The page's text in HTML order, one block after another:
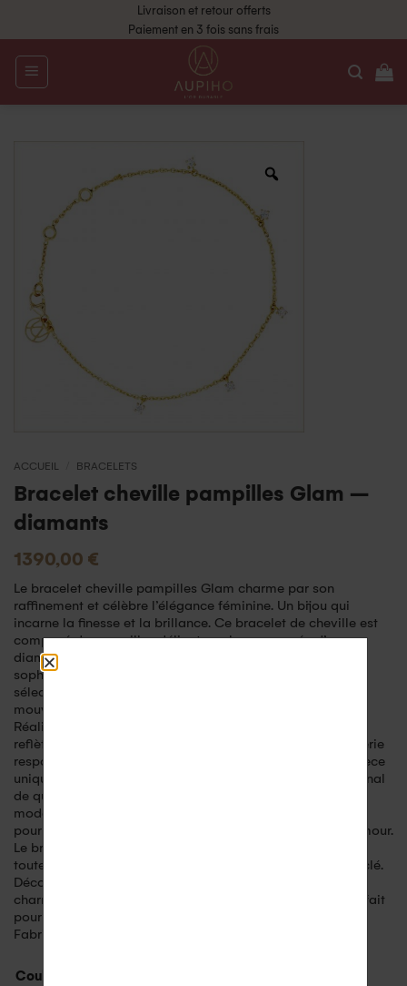
Livraison et retour offerts
Paiement en 3 fois sans frais
ACCUEIL BRACELETS
Bracelet cheville pampilles Glam –
diamants
1390,00 €
Le bracelet cheville pampilles Glam charme par son
raffinement et célèbre l’élégance féminine. Un bijou qui
incarne la finesse et la brillance. Ce bracelet de cheville est
composé de pampilles délicates, chacune ornée d’un
diamant serti pour une touche d’élégance et de
sophistication. Les cinq diamants, minutieusement
sélectionnés pour leur éclat, captent la lumière à chaque
mouvement, ajoutant une subtile étincelle à votre allure.
Réalisé en or recyclé 18 carats, le bracelet cheville Glam
reflète l’engagement d’Aupiho Joaillerie envers une joaillerie
responsable et respectueuse de l’environnement. Cette pièce
unique combine un design raffiné et un savoir-faire artisanal
de qualité, garantissant un bijou à la fois intemporel et
moderne. Son style léger et aéré en fait l’accessoire idéal
pour sublimer vos tenues pour ajouter une touche de glamour.
Le bracelet de cheville Glam est conçu pour s’adapter à
toutes les chevilles grâce à sa chaîne réglable en or recyclé.
Découvrez la beauté de ce bijou unique et laissez-vous
charmer par son design délicat et scintillant. Un bijou parfait
pour exprimer votre style avec éclat.
Fabriqué en France
Couleur